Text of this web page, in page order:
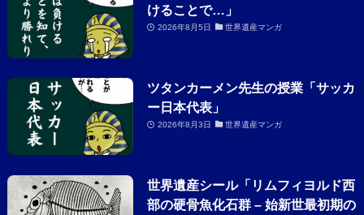
けることで…」
2026年8月5日 世界遺産マンガ
ツタンカーメン先生の授業「サッカ
ー日本代表」
2026年8月3日 世界遺産マンガ
世界遺産シール「リムフィヨルド西
部の硬骨魚化石群 – 始新世最初期の